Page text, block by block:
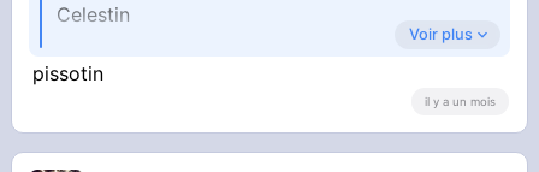
Celestin
Voir plus
pissotin
il y a un mois